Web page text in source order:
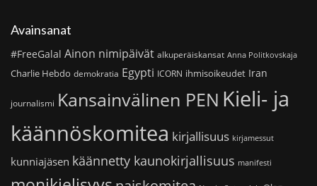
Avainsanat
#FreeGalal Ainon nimipäivät alkuperäiskansat Anna Politkovskaja
Charlie Hebdo demokratia Egypti ICORN ihmisoikeudet Iran
journalismi Kansainvälinen PEN Kieli- ja
käännöskomitea kirjallisuus kirjamessut
kunniajäsen käännetty kaunokirjallisuus manifesti